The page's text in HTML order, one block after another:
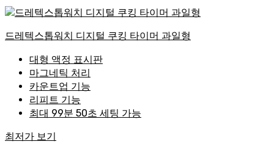
드레텍스톱워치 디지털 쿠킹 타이머 과일형
대형 액정 표시판
마그네틱 처리
카운트업 기능
리피트 기능
최대 99분 50초 세팅 가능
최저가 보기